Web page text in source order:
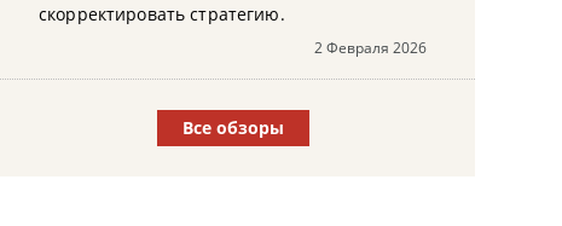
скорректировать стратегию.
2 Февраля 2026
Все обзоры